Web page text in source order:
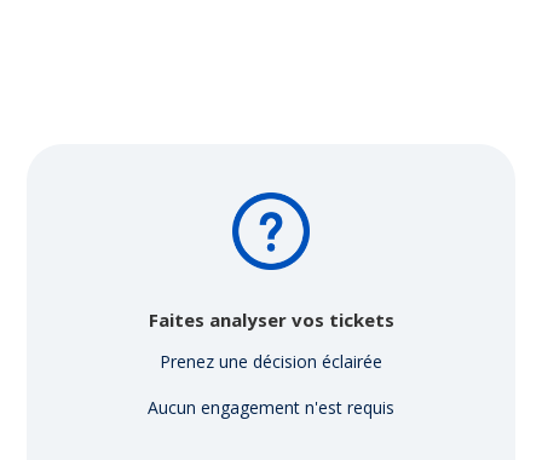
Faites analyser vos tickets
Prenez une décision éclairée
Aucun engagement n'est requis